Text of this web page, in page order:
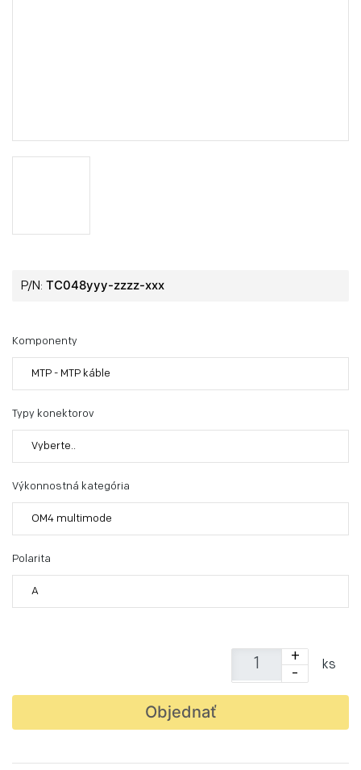
P/N: TC048yyy-zzzz-xxx
Komponenty
MTP - MTP káble
Typy konektorov
Vyberte..
Výkonnostná kategória
OM4 multimode
Polarita
A
+
-
ks
Objednať